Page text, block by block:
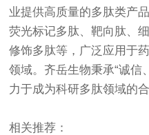
业提供高质量的多肽类产
荧光标记多肽、靶向肽、
修饰多肽等，广泛应用于
领域。齐岳生物秉承“诚信
力于成为科研多肽领域的合
相关推